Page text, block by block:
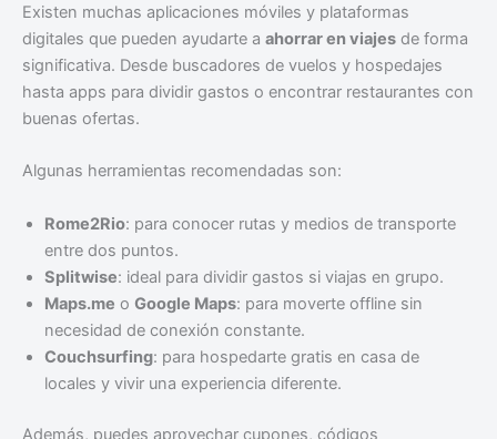
Existen muchas aplicaciones móviles y plataformas
digitales que pueden ayudarte a ahorrar en viajes de forma
significativa. Desde buscadores de vuelos y hospedajes
hasta apps para dividir gastos o encontrar restaurantes con
buenas ofertas.
Algunas herramientas recomendadas son:
Rome2Rio: para conocer rutas y medios de transporte
entre dos puntos.
Splitwise: ideal para dividir gastos si viajas en grupo.
Maps.me o Google Maps: para moverte offline sin
necesidad de conexión constante.
Couchsurfing: para hospedarte gratis en casa de
locales y vivir una experiencia diferente.
Además, puedes aprovechar cupones, códigos